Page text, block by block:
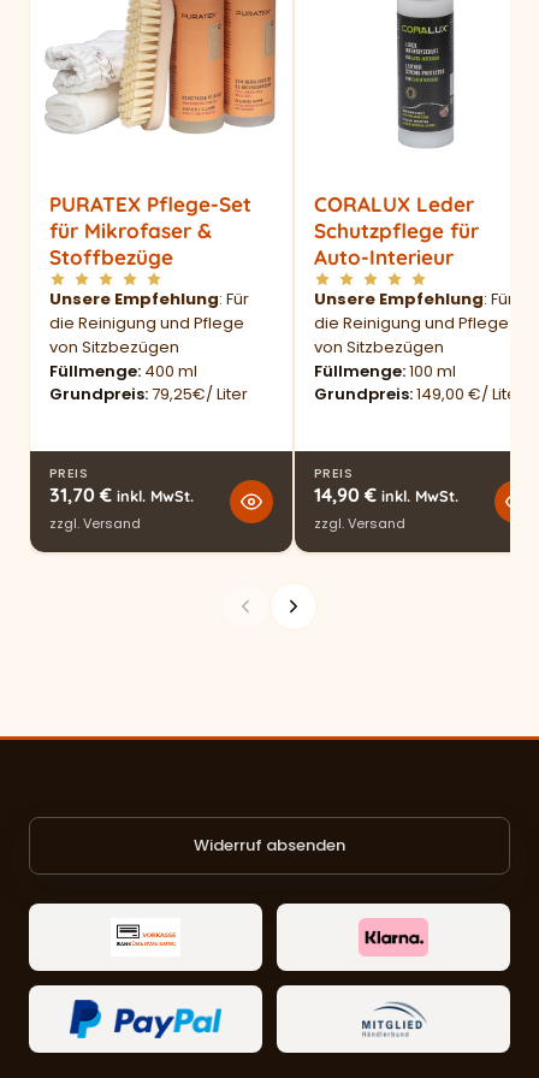
PURATEX Pflege-Set
für Mikrofaser &
Stoffbezüge
Unsere Empfehlung: Für
die Reinigung und Pflege
von Sitzbezügen
Füllmenge 400 ml
Grundpreis 79,25€/ Liter
PREIS
31,70 € inkl. MwSt.
zzgl.Versand
CORALUX Leder
Schutzpflege für
Auto-Interieur
Unsere Empfehlung: Für
die Reinigung und Pflege
von Sitzbezügen
Füllmenge 100 ml
Grundpreis 149,00 €/ Liter
PREIS
14,90 € inkl. MwSt.
zzgl.Versand
Widerruf absenden